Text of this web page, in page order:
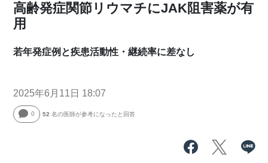
高齢発症関節リウマチにJAK阻害薬が有
用
若年発症例と疾患活動性・継続率に差なし
2025年6月11日 18:07
0 52 名の医師が参考になったと回答